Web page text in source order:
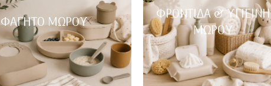
ΦΑΓΗΤΌ ΜΩΡΟΎ
ΦΡΟΝΤΊΔΑ & ΥΓΙΕΙΝΉ
ΜΩΡΟΎ